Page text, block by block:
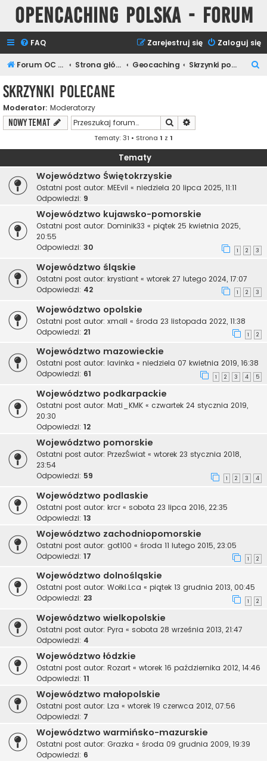
Opencaching Polska - Forum
FAQ Zaloguj się
Zarejestruj się
Forum OC PL Strona główna Geocaching Skrzynki polecane
Skrzynki polecane
Moderator: Moderatorzy
NOWY TEMAT Szukaj
Tematy: 31 • Strona 1 z 1
Tematy
Województwo Świętokrzyskie
Ostatni post autor: MEEvil « niedziela 20 lipca 2025, 11:11
Odpowiedzi: 9
Województwo kujawsko-pomorskie
Ostatni post autor: Dominik33 « piątek 25 kwietnia 2025,
20:55
Odpowiedzi: 30 1 2 3
Województwo śląskie
Ostatni post autor: krystiant « wtorek 27 lutego 2024, 17:07
Odpowiedzi: 42 1 2 3
Województwo opolskie
Ostatni post autor: xmall « środa 23 listopada 2022, 11:38
Odpowiedzi: 21 1 2
Województwo mazowieckie
Ostatni post autor: lavinka « niedziela 07 kwietnia 2019, 16:38
Odpowiedzi: 61 1 2 3 4 5
Województwo podkarpackie
Ostatni post autor: Mati_KMK « czwartek 24 stycznia 2019,
20:30
Odpowiedzi: 12
Województwo pomorskie
Ostatni post autor: PrzezŚwiat « wtorek 23 stycznia 2018,
23:54
Odpowiedzi: 59 1 2 3 4
Województwo podlaskie
Ostatni post autor: krcr « sobota 23 lipca 2016, 22:35
Odpowiedzi: 13
Województwo zachodniopomorskie
Ostatni post autor: got100 « środa 11 lutego 2015, 23:05
Odpowiedzi: 17 1 2
Województwo dolnośląskie
Ostatni post autor: Wołki.Lca « piątek 13 grudnia 2013, 00:45
Odpowiedzi: 23 1 2
Województwo wielkopolskie
Ostatni post autor: Pyra « sobota 28 września 2013, 21:47
Odpowiedzi: 4
Województwo łódzkie
Ostatni post autor: Rozart « wtorek 16 października 2012, 14:46
Odpowiedzi: 11
Województwo małopolskie
Ostatni post autor: Lza « wtorek 19 czerwca 2012, 07:56
Odpowiedzi: 7
Województwo warmińsko-mazurskie
Ostatni post autor: Grazka « środa 09 grudnia 2009, 19:39
Odpowiedzi: 6